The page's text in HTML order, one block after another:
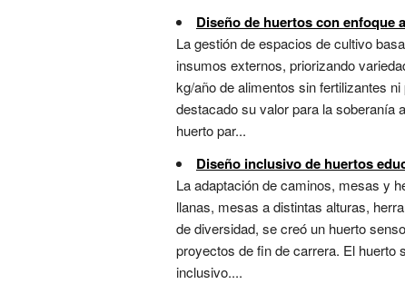
Diseño de huertos con enfoque
La gestión de espacios de cultivo
insumos externos, priorizando
kg/año de alimentos sin fertilizantes
destacado su valor para la soberanía
huerto par...
Diseño inclusivo de huertos
La adaptación de caminos, mesas y
llanas, mesas a distintas alturas,
de diversidad, se creó un huerto
proyectos de fin de carrera. El huerto
inclusivo....